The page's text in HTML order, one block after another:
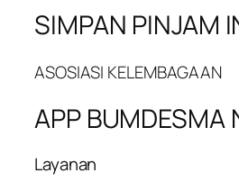
SIMPAN PINJAM
ASOSIASI KELEMBAGAAN
APP BUMDESMA
Layanan